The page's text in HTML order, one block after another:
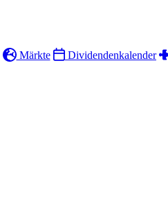
Märkte Dividendenkalender